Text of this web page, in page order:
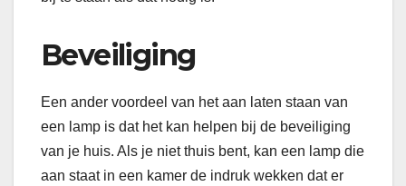
Beveiliging
Een ander voordeel van het aan laten staan van
een lamp is dat het kan helpen bij de beveiliging
van je huis. Als je niet thuis bent, kan een lamp die
aan staat in een kamer de indruk wekken dat er